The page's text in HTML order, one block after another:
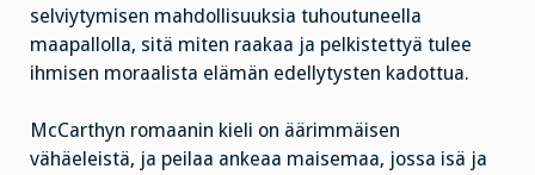
selviytymisen mahdollisuuksia tuhoutuneella
maapallolla, sitä miten raakaa ja pelkistettyä tulee
ihmisen moraalista elämän edellytysten kadottua.
McCarthyn romaanin kieli on äärimmäisen
vähäeleistä, ja peilaa ankeaa maisemaa, jossa isä ja